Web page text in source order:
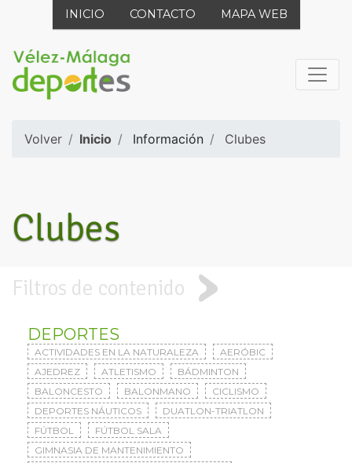
INICIO CONTACTO MAPA WEB
Volver Inicio Información Clubes
Clubes
Filtros de contenido
DEPORTES
ACTIVIDADES EN LA NATURALEZA
AERÓBIC
AJEDREZ
ATLETISMO
BÁDMINTON
BALONCESTO
BALONMANO
CICLISMO
DEPORTES NÁUTICOS
DUATLON-TRIATLON
FÚTBOL
FÚTBOL SALA
GIMNASIA DE MANTENIMIENTO